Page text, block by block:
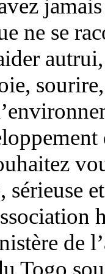
ne se
sérieuse
de
Togo